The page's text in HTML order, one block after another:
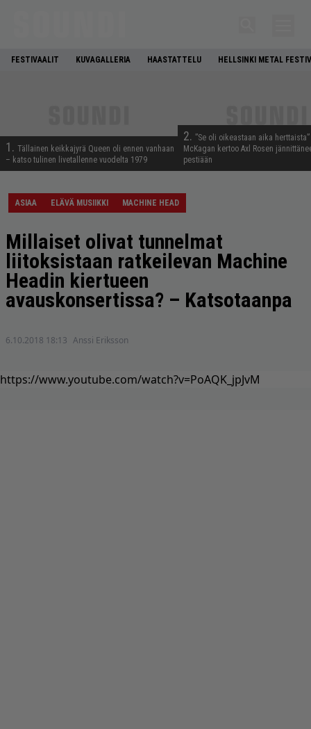
FESTIVAALIT KUVAGALLERIA HAASTATTELU HELLSINKI METAL
1. Tällainen keikkajyrä Queen oli ennen vanhaan
– katso tulinen livetallenne vuodelta 1979
2. ”Se oli oikeastaan aika
McKagan kertoo Axl Rosen
pestiään
ASIAA ELÄVÄ MUSIIKKI MACHINE HEAD
Millaiset olivat tunnelmat
liitoksistaan ratkeilevan Machine
Headin kiertueen
avauskonsertissa? – Katsotaanpa
6.10.2018 18:13 Anssi Eriksson
https://www.youtube.com/watch?v=PoAQK_jpJvM